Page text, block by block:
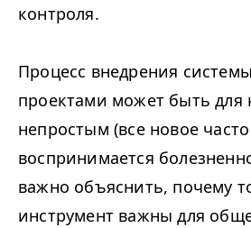
контроля.
Процесс внедрения
проектами может быть для
непростым (все новое часто
воспринимается
важно объяснить, почему
инструмент важны для